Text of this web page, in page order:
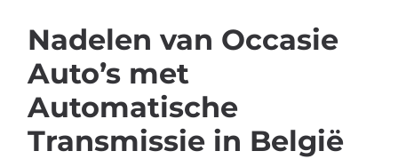
Nadelen van Occasie
Auto’s met
Automatische
Transmissie in België